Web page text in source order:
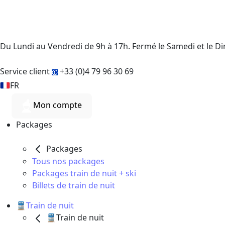
Du Lundi au Vendredi de 9h à 17h. Fermé le Samedi et le
Service client
+33 (0)4 79 96 30 69
FR
Mon compte
Packages
Packages
Tous nos packages
Packages train de nuit + ski
Billets de train de nuit
🚆Train de nuit
🚆Train de nuit